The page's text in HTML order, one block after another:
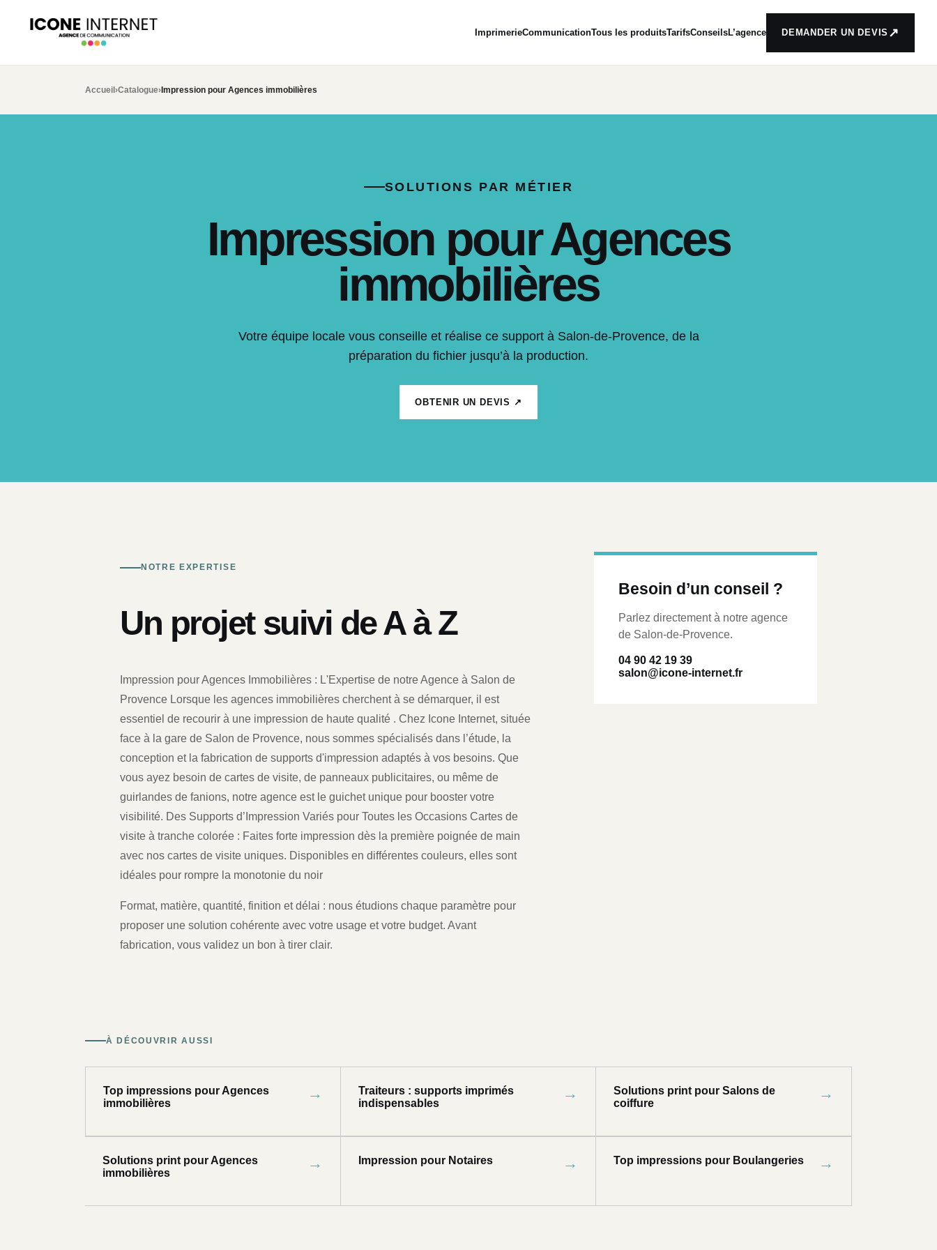
ImprimerieCommunicationTous les produitsTarifsConseilsL’agence DEMANDER UN DEVIS ↗
Accueil ›Catalogue› Impression pour Agences immobilières
SOLUTIONS PAR MÉTIER
Impression pour Agences
immobilières
Votre équipe locale vous conseille et réalise ce support à Salon-de-Provence, de la
préparation du fichier jusqu’à la production.
OBTENIR UN DEVIS ↗
NOTRE EXPERTISE
Un projet suivi de A à Z
Impression pour Agences Immobilières : L'Expertise de notre Agence à Salon de
Provence Lorsque les agences immobilières cherchent à se démarquer, il est
essentiel de recourir à une impression de haute qualité . Chez Icone Internet, située
face à la gare de Salon de Provence, nous sommes spécialisés dans l’étude, la
conception et la fabrication de supports d'impression adaptés à vos besoins. Que
vous ayez besoin de cartes de visite, de panneaux publicitaires, ou même de
guirlandes de fanions, notre agence est le guichet unique pour booster votre
visibilité. Des Supports d’Impression Variés pour Toutes les Occasions Cartes de
visite à tranche colorée : Faites forte impression dès la première poignée de main
avec nos cartes de visite uniques. Disponibles en différentes couleurs, elles sont
idéales pour rompre la monotonie du noir
Format, matière, quantité, finition et délai : nous étudions chaque paramètre pour
proposer une solution cohérente avec votre usage et votre budget. Avant
fabrication, vous validez un bon à tirer clair.
Besoin d’un conseil ?
Parlez directement à notre agence
de Salon-de-Provence.
04 90 42 19 39
salon@icone-internet.fr
À DÉCOUVRIR AUSSI
Top impressions pour Agences
immobilières
→
Traiteurs : supports imprimés
indispensables
→
Solutions print pour Salons de
coiffure
→
Solutions print pour Agences
immobilières
→ Impression pour Notaires → Top impressions pour Boulangeries →